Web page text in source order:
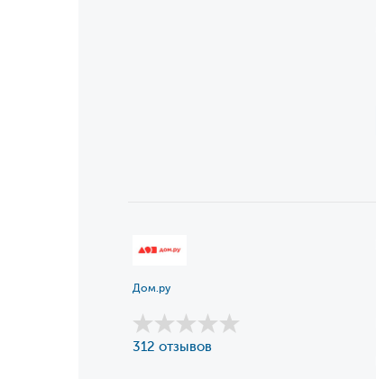
Дом.ру
312 отзывов